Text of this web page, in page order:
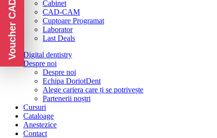
Cabinet
CAD-CAM
Cuptoare Programat
Laborator
Last Deals
Digital dentistry
Despre noi
Despre noi
Echipa DoriotDent
Alege cariera care ți se potrivește
Partenerii noștri
Cursuri
Cataloage
Anestezice
Contact
Voucher CADOU